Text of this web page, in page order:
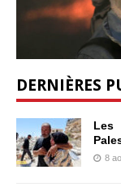
DERNIÈRES
8